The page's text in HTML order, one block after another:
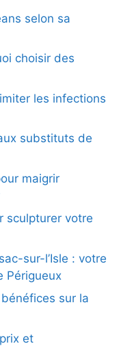
selon sa
choisir des
les infections
substituts de
maigrir
sculpturer votre
sur-l’Isle : votre
Périgueux
sur la
et